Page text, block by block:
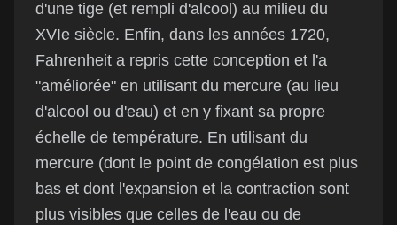
d'une tige (et rempli d'alcool) au milieu du
XVIe siècle. Enfin, dans les années 1720,
Fahrenheit a repris cette conception et l'a
"améliorée" en utilisant du mercure (au lieu
d'alcool ou d'eau) et en y fixant sa propre
échelle de température. En utilisant du
mercure (dont le point de congélation est plus
bas et dont l'expansion et la contraction sont
plus visibles que celles de l'eau ou de